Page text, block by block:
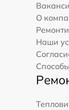
О
Наши